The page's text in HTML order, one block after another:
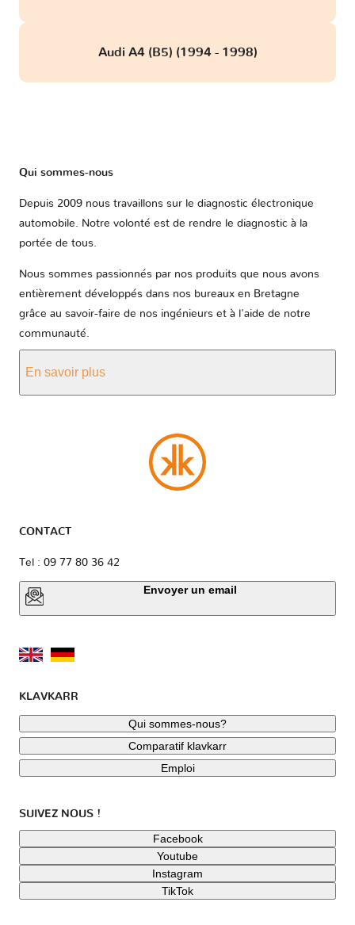
Audi A4 (B5) (1994 - 1998)
Qui sommes-nous
Depuis 2009 nous travaillons sur le diagnostic électronique
automobile. Notre volonté est de rendre le diagnostic à la
portée de tous.
Nous sommes passionnés par nos produits que nous avons
entièrement développés dans nos bureaux en Bretagne
grâce au savoir-faire de nos ingénieurs et à l'aide de notre
communauté.
En savoir plus
CONTACT
Tel : 09 77 80 36 42
Envoyer un email
KLAVKARR
Qui sommes-nous?
Comparatif klavkarr
Emploi
SUIVEZ NOUS !
Facebook
Youtube
Instagram
TikTok